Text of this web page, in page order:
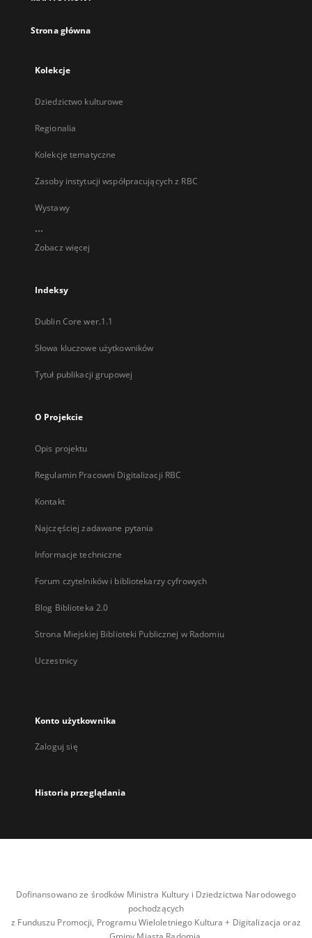
Strona główna
Kolekcje
Dziedzictwo kulturowe
Regionalia
Kolekcje tematyczne
Zasoby instytucji współpracujących z RBC
Wystawy
...
Zobacz więcej
Indeksy
Dublin Core wer.1.1
Słowa kluczowe użytkowników
Tytuł publikacji grupowej
O Projekcie
Opis projektu
Regulamin Pracowni Digitalizacji RBC
Kontakt
Najczęściej zadawane pytania
Informacje techniczne
Forum czytelników i bibliotekarzy cyfrowych
Blog Biblioteka 2.0
Strona Miejskiej Biblioteki Publicznej w Radomiu
Uczestnicy
Konto użytkownika
Zaloguj się
Historia przeglądania
Dofinansowano ze środków Ministra Kultury i Dziedzictwa Narodowego
pochodzących
z Funduszu Promocji, Programu Wieloletniego Kultura + Digitalizacja oraz